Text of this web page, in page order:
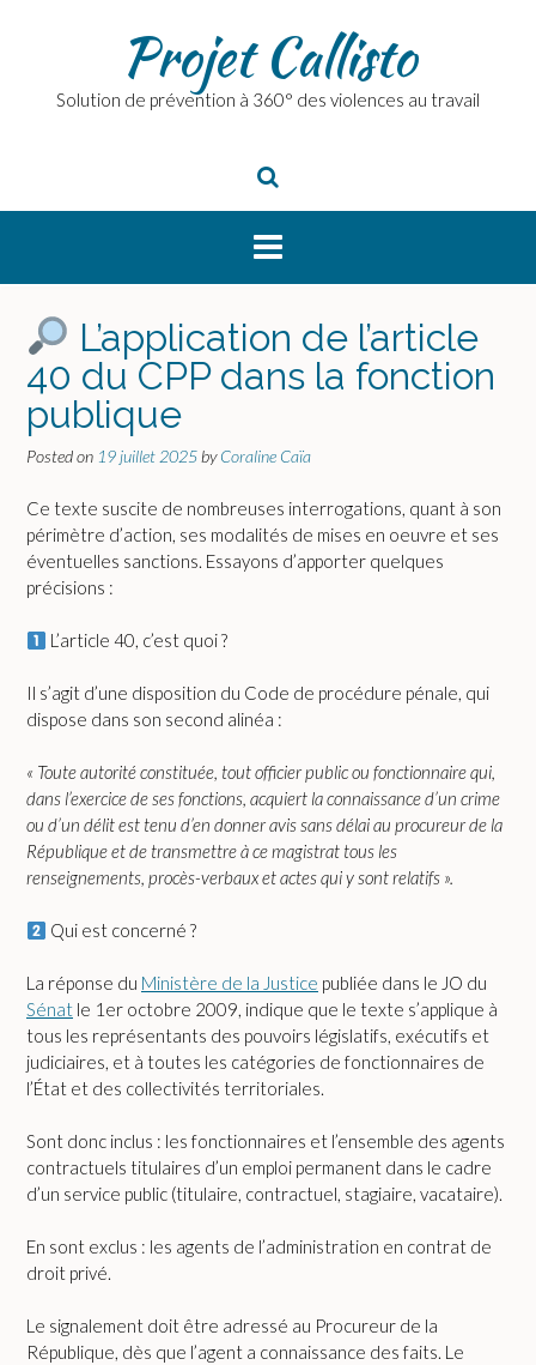
Projet Callisto
Solution de prévention à 360° des violences au travail
L’application de l’article
40 du CPP dans la fonction
publique
Posted on 19 juillet 2025 byCoraline Caïa
Ce texte suscite de nombreuses interrogations, quant à son
périmètre d’action, ses modalités de mises en oeuvre et ses
éventuelles sanctions. Essayons d’apporter quelques
précisions :
L’article 40, c’est quoi ?
Il s’agit d’une disposition du Code de procédure pénale, qui
dispose dans son second alinéa :
« Toute autorité constituée, tout officier public ou fonctionnaire qui,
dans l’exercice de ses fonctions, acquiert la connaissance d’un crime
ou d’un délit est tenu d’en donner avis sans délai au procureur de la
République et de transmettre à ce magistrat tous les
renseignements, procès-verbaux et actes qui y sont relatifs ».
Qui est concerné ?
La réponse du Ministère de la Justice publiée dans le JO du
Sénat le 1er octobre 2009, indique que le texte s’applique à
tous les représentants des pouvoirs législatifs, exécutifs et
judiciaires, et à toutes les catégories de fonctionnaires de
l’État et des collectivités territoriales.
Sont donc inclus : les fonctionnaires et l’ensemble des agents
contractuels titulaires d’un emploi permanent dans le cadre
d’un service public (titulaire, contractuel, stagiaire, vacataire).
En sont exclus : les agents de l’administration en contrat de
droit privé.
Le signalement doit être adressé au Procureur de la
République, dès que l’agent a connaissance des faits. Le